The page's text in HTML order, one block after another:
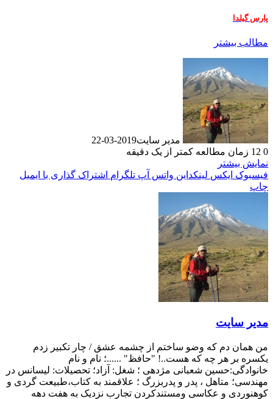
پارس گیلدا
مطالب بیشتر
مدیر سایت2019-03-22
0
زمان مطالعه کمتر از یک دقیقه
نمایش بیشتر
فیسبوک ایکس لینکداین واتس آپ تلگرام اشتراک گذاری با ایمیل
چاپ
مدیر سایت
من همان دم که وضو ساختم از چشمه عشق / چار تکبیر زدم
یکسره بر هر چه که هست..! "حافظ" ......؛ نام و نام
خانوادگی:حسین شعبانی مژدهی ؛ شغل: آزاد؛ تحصیلات: لیسانس در
مهندسی؛ متاهل ، پدر و پدربزرگ ؛ علاقمند به کتاب،طبیعت گردی و
کوهنوردی و عکاسی ومستندکردن تجارب نزدیک به هفت دهه